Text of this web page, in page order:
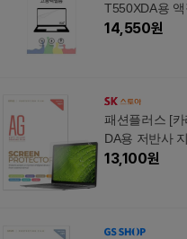
T550XDA용
14,550원
패션플러스 [
DA용 저반사
13,100원